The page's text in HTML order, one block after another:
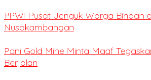
PPWI Pusat Jenguk Warga Binaan
Nusakambangan
Pani Gold Mine Minta Maaf
Berjalan